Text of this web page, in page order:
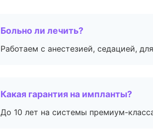
Больно ли лечить?
Работаем с анестезией, седацией,
Какая гарантия на импланты?
До 10 лет на системы премиум-